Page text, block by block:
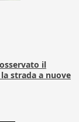
il
strada a nuove